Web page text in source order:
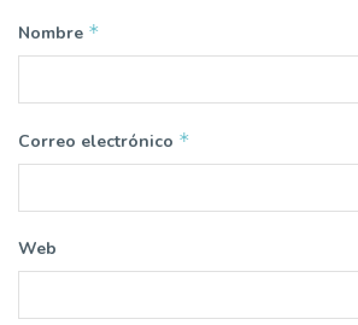
Nombre *
Correo electrónico *
Web